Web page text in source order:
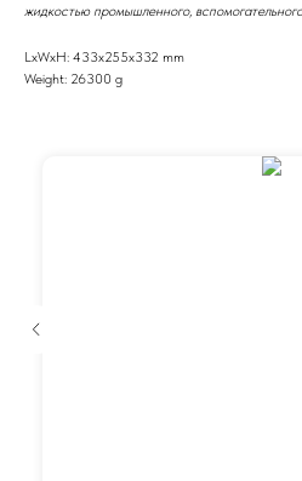
жидкостью промышленного,
LxWxH: 433x255x332 mm
Weight: 26300 g